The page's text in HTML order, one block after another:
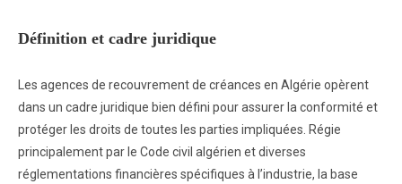
Définition et cadre juridique
Les agences de recouvrement de créances en Algérie opèrent
dans un cadre juridique bien défini pour assurer la conformité et
protéger les droits de toutes les parties impliquées. Régie
principalement par le Code civil algérien et diverses
réglementations financières spécifiques à l’industrie, la base